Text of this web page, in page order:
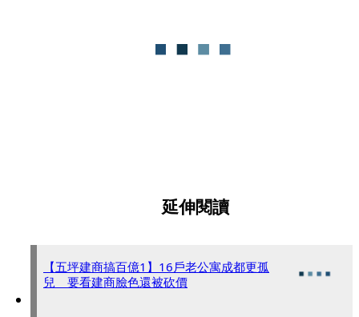
延伸閱讀
【五坪建商搞百億1】16戶老公寓成都更孤
兒 要看建商臉色還被砍價